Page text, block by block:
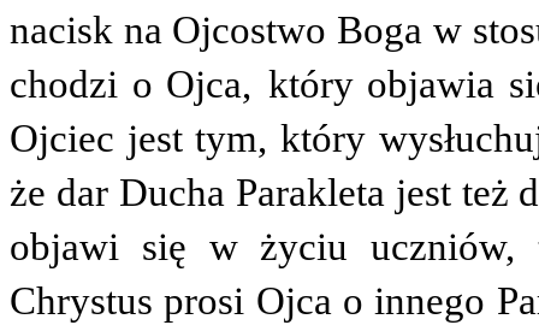
nacisk na Ojcostwo Boga w
chodzi o Ojca, który objawia
Ojciec jest tym, który
że dar Ducha Parakleta jest też
objawi się w życiu uczniów,
Chrystus prosi Ojca o innego